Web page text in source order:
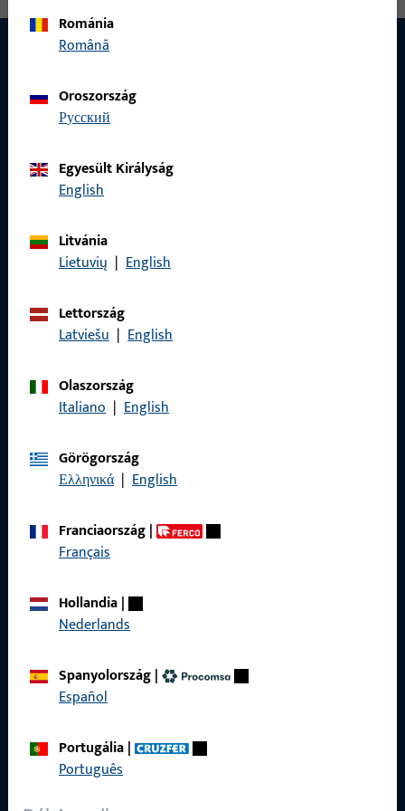
KAPCSOLAT
Szívesen segítünk Önnek!
Szolgáltató csapatunk örömmel áll rendelkezésére minden
termékkel, alkalmazással és projekttel kapcsolatos kérdésben.
vegye fel velünk a kapcsolatot
Románia
Română
Oroszország
русский
Egyesült Királyság
English
Litvánia
Lietuvių | English
Lettország
Latviešu | English
Olaszország
Italiano | English
Görögország
Ελληνικά | English
Franciaország|
Français
Hollandia|
Nederlands
Spanyolország|
Español
Portugália|
Português